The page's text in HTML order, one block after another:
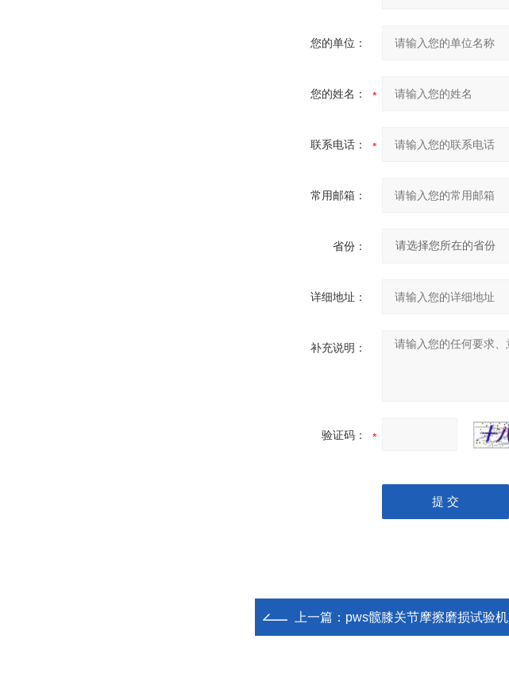
您的单位：
您的姓名：
联系电话：
常用邮箱：
省份：
详细地址：
补充说明：
验证码：
上一篇： pws髋膝关节摩擦磨损试验机